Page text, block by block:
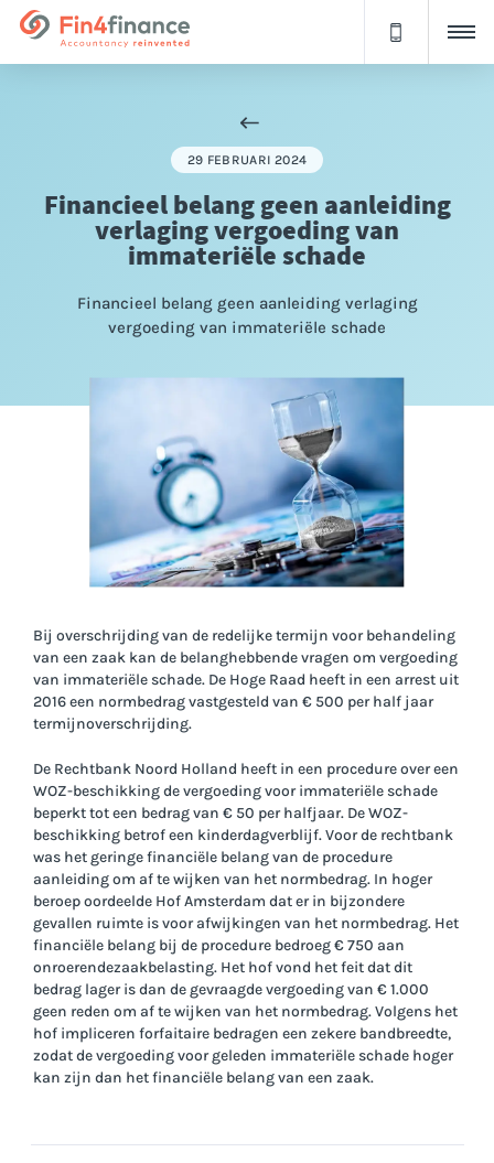
29 FEBRUARI 2024
Financieel belang geen aanleiding
verlaging vergoeding van
immateriële schade
Financieel belang geen aanleiding verlaging
vergoeding van immateriële schade
Bij overschrijding van de redelijke termijn voor behandeling
van een zaak kan de belanghebbende vragen om vergoeding
van immateriële schade. De Hoge Raad heeft in een arrest uit
2016 een normbedrag vastgesteld van € 500 per half jaar
termijnoverschrijding.
De Rechtbank Noord Holland heeft in een procedure over een
WOZ-beschikking de vergoeding voor immateriële schade
beperkt tot een bedrag van € 50 per halfjaar. De WOZ-
beschikking betrof een kinderdagverblijf. Voor de rechtbank
was het geringe financiële belang van de procedure
aanleiding om af te wijken van het normbedrag. In hoger
beroep oordeelde Hof Amsterdam dat er in bijzondere
gevallen ruimte is voor afwijkingen van het normbedrag. Het
financiële belang bij de procedure bedroeg € 750 aan
onroerendezaakbelasting. Het hof vond het feit dat dit
bedrag lager is dan de gevraagde vergoeding van € 1.000
geen reden om af te wijken van het normbedrag. Volgens het
hof impliceren forfaitaire bedragen een zekere bandbreedte,
zodat de vergoeding voor geleden immateriële schade hoger
kan zijn dan het financiële belang van een zaak.